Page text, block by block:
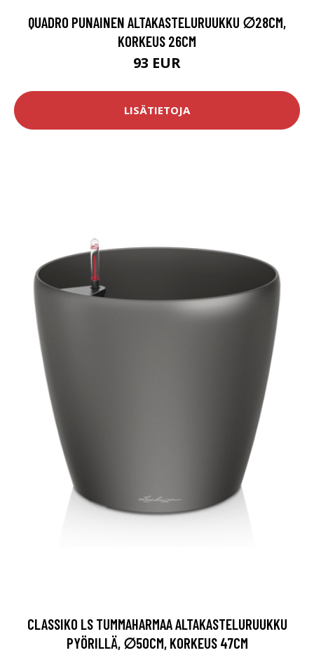
QUADRO PUNAINEN ALTAKASTELURUUKKU ∅28CM,
KORKEUS 26CM
93 EUR
LISÄTIETOJA
CLASSIKO LS TUMMAHARMAA ALTAKASTELURUUKKU
PYÖRILLÄ, ∅50CM, KORKEUS 47CM